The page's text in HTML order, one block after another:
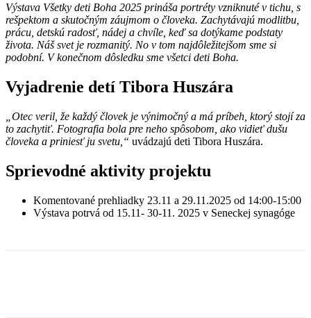
Výstava Všetky deti Boha 2025 prináša portréty vzniknuté v tichu, s
rešpektom a skutočným záujmom o človeka. Zachytávajú modlitbu,
prácu, detskú radosť, nádej a chvíle, keď sa dotýkame podstaty
života. Náš svet je rozmanitý. No v tom najdôležitejšom sme si
podobní. V konečnom dôsledku sme všetci deti Boha.
Vyjadrenie detí Tibora Huszára
„Otec veril, že každý človek je výnimočný a má príbeh, ktorý stojí za
to zachytiť. Fotografia bola pre neho spôsobom, ako vidieť dušu
človeka a priniesť ju svetu,“ uvádzajú deti Tibora Huszára.
Sprievodné aktivity projektu
Komentované prehliadky 23.11 a 29.11.2025 od 14:00-15:00
Výstava potrvá od 15.11- 30-11. 2025 v Seneckej synagóge